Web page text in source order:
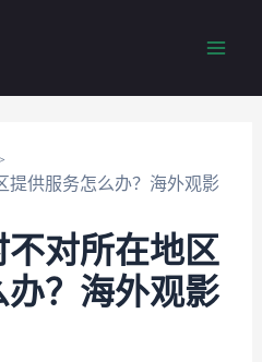
提供服务怎么办？海外观影
对所在地区
？海外观影